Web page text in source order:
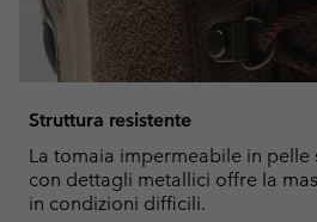
Struttura resistente
La tomaia impermeabile in pelle
con dettagli metallici offre la
in condizioni difficili.